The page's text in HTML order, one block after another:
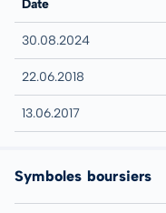
Date
30.08.2024
22.06.2018
13.06.2017
Symboles boursiers